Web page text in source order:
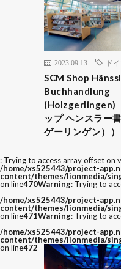
2023.09.13 ド
SCM Shop
Buchhandlung
(Holzgerlingen)
ップ ヘンスラー
ゲーリンゲン））
: Trying to access array offset on
/home/xs525443/project-
content/themes/lionmedia/
on line470Warning: Trying to
/home/xs525443/project-
content/themes/lionmedia/
on line471Warning: Trying to
/home/xs525443/project-
content/themes/lionmedia/
on line472